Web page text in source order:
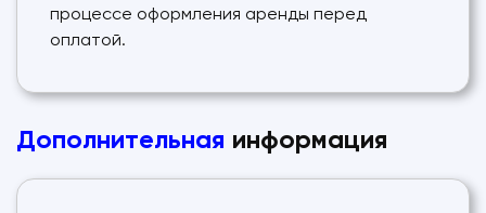
процессе оформления аренды перед
оплатой.
Дополнительная информация